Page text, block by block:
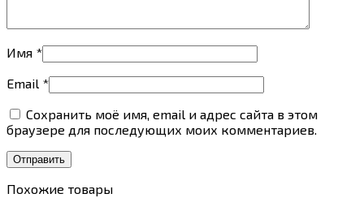
Имя *
Email *
Сохранить моё имя, email и адрес сайта в этом
браузере для последующих моих комментариев.
Похожие товары